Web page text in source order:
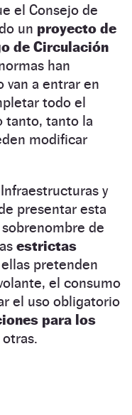
el Consejo de
un proyecto de
de Circulación
han
van a entrar en
todo el
tanto, tanto la
modificar
y
presentar esta
de
estrictas
pretenden
el consumo
el uso obligatorio
para los